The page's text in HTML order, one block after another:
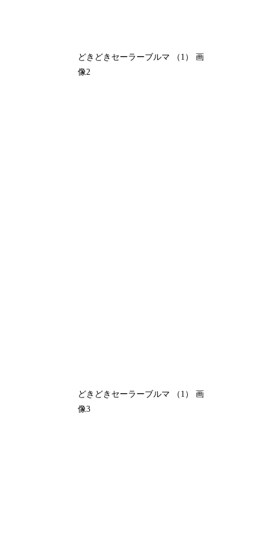
どきどきセーラーブルマ （1） 画
像2
どきどきセーラーブルマ （1） 画
像3